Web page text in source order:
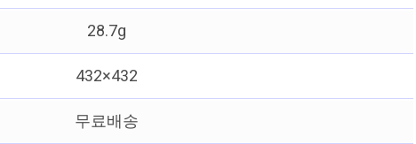
28.7g
432×432
무료배송